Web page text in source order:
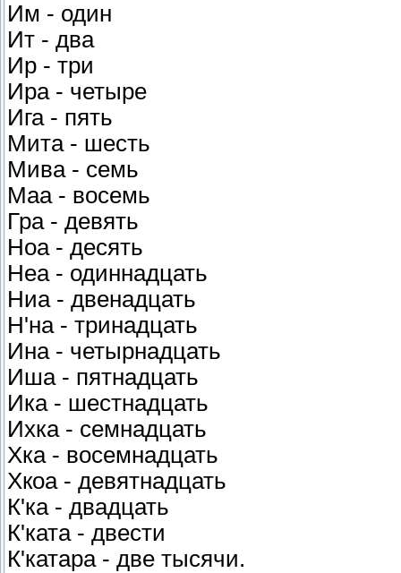
Им - один
Ит - два
Ир - три
Ира - четыре
Ига - пять
Мита - шесть
Мива - семь
Маа - восемь
Гра - девять
Ноа - десять
Неа - одиннадцать
Ниа - двенадцать
Н'на - тринадцать
Ина - четырнадцать
Иша - пятнадцать
Ика - шестнадцать
Ихка - семнадцать
Хка - восемнадцать
Хкоа - девятнадцать
К'ка - двадцать
К'ката - двести
К'катара - две тысячи.